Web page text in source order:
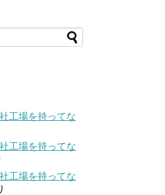
工場を持ってな
工場を持ってな
工場を持ってな